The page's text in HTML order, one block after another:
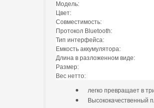
Модель:
Цвет:
Совместимость:
Протокол Bluetooth:
Тип интерфейса:
Емкость аккумулятора:
Длина в разложенном виде:
Размер:
Вес нетто:
легко превращает в
Высококачественный